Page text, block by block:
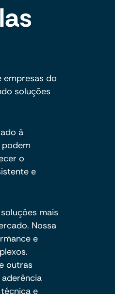
empresas do
soluções
à
o
e
mais
Nossa
e
outras
e